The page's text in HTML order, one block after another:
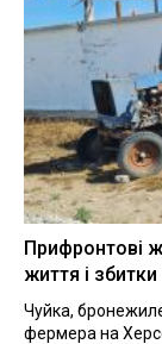
Прифронтові
життя і
Чуйка,
фермера на